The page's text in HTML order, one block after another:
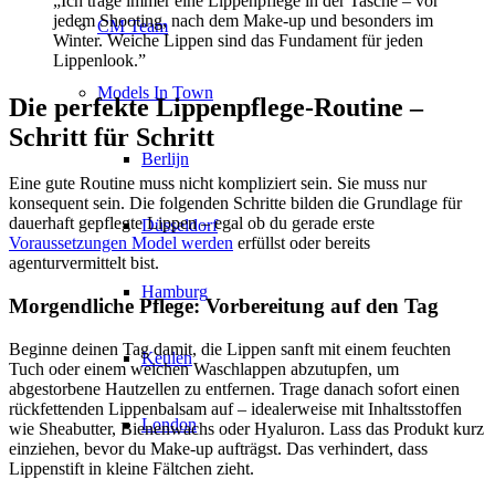
CM Team
Models In Town
Berlijn
Düsseldorf
Hamburg
Keulen
London
jedem Shooting, nach dem Make-up und besonders im
Winter. Weiche Lippen sind das Fundament für jeden
Lippenlook.”
Die perfekte Lippenpflege-Routine –
Schritt für Schritt
Eine gute Routine muss nicht kompliziert sein. Sie muss nur
konsequent sein. Die folgenden Schritte bilden die Grundlage für
dauerhaft gepflegte Lippen – egal ob du gerade erste
Voraussetzungen Model werden erfüllst oder bereits
agenturvermittelt bist.
Morgendliche Pflege: Vorbereitung auf den Tag
Beginne deinen Tag damit, die Lippen sanft mit einem feuchten
Tuch oder einem weichen Waschlappen abzutupfen, um
abgestorbene Hautzellen zu entfernen. Trage danach sofort einen
rückfettenden Lippenbalsam auf – idealerweise mit Inhaltsstoffen
wie Sheabutter, Bienenwachs oder Hyaluron. Lass das Produkt kurz
einziehen, bevor du Make-up aufträgst. Das verhindert, dass
Lippenstift in kleine Fältchen zieht.